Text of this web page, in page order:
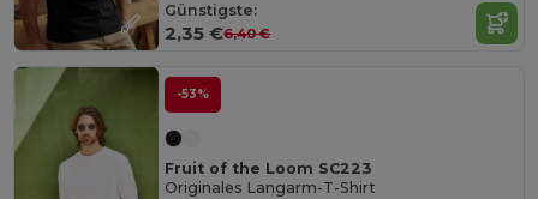
Günstigste:
2,35 €6,40 €
-53%
Fruit of the Loom SC223
Originales Langarm-T-Shirt